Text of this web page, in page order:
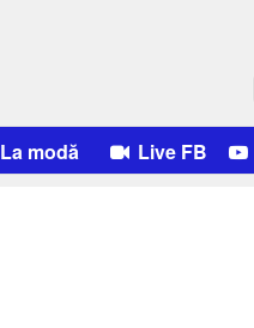
La modă Live FB